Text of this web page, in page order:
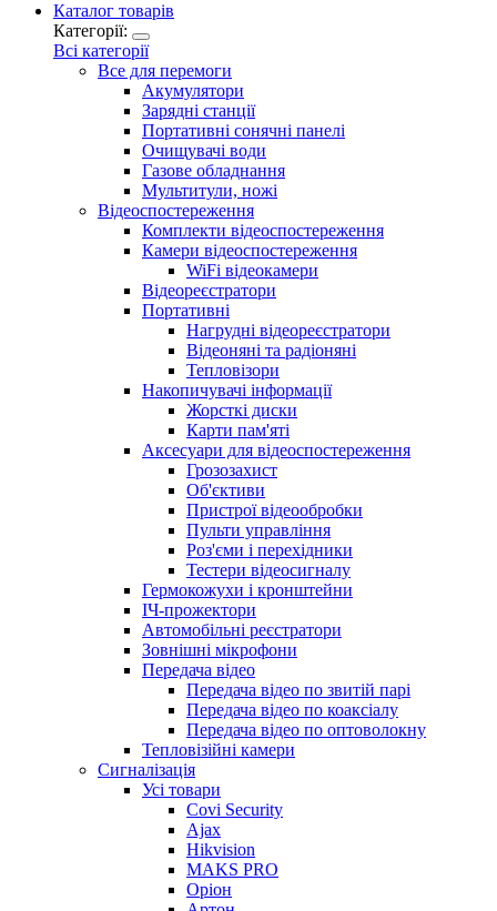
Каталог товарів
Категорії:
Всі категорії
Все для перемоги
Акумулятори
Зарядні станції
Портативні сонячні панелі
Очищувачі води
Газове обладнання
Мультитули, ножі
Відеоспостереження
Комплекти відеоспостереження
Камери відеоспостереження
WiFi відеокамери
Відеореєстратори
Портативні
Нагрудні відеореєстратори
Відеоняні та радіоняні
Тепловізори
Накопичувачі інформації
Жорсткі диски
Карти пам'яті
Аксесуари для відеоспостереження
Грозозахист
Об'єктиви
Пристрої відеообробки
Пульти управління
Роз'єми і перехідники
Тестери відеосигналу
Гермокожухи і кронштейни
ІЧ-прожектори
Автомобільні реєстратори
Зовнішні мікрофони
Передача відео
Передача відео по звитій парі
Передача відео по коаксіалу
Передача відео по оптоволокну
Тепловізійні камери
Cигналізація
Усі товари
Covi Security
Ajax
Hikvision
MAKS PRO
Оріон